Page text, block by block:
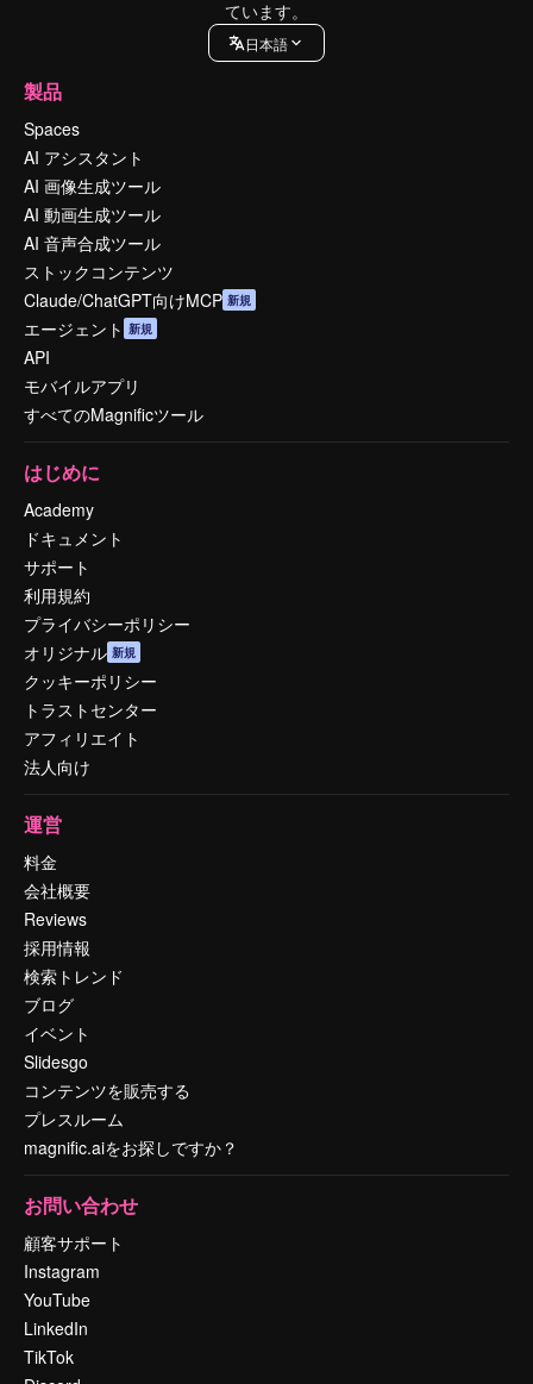
ています。
日本語
製品
Spaces
AI アシスタント
AI 画像生成ツール
AI 動画生成ツール
AI 音声合成ツール
ストックコンテンツ
Claude/ChatGPT向けMCP 新規
エージェント 新規
API
モバイルアプリ
すべてのMagnificツール
はじめに
Academy
ドキュメント
サポート
利用規約
プライバシーポリシー
オリジナル 新規
クッキーポリシー
トラストセンター
アフィリエイト
法人向け
運営
料金
会社概要
Reviews
採用情報
検索トレンド
ブログ
イベント
Slidesgo
コンテンツを販売する
プレスルーム
magnific.aiをお探しですか？
お問い合わせ
顧客サポート
Instagram
YouTube
LinkedIn
TikTok